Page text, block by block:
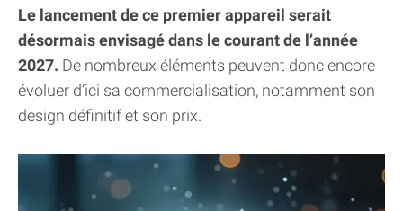
Le lancement de ce premier appareil serait
désormais envisagé dans le courant de l’année
2027. De nombreux éléments peuvent donc encore
évoluer d’ici sa commercialisation, notamment son
design définitif et son prix.